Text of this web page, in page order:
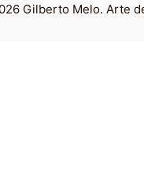
Gilberto Melo. Arte